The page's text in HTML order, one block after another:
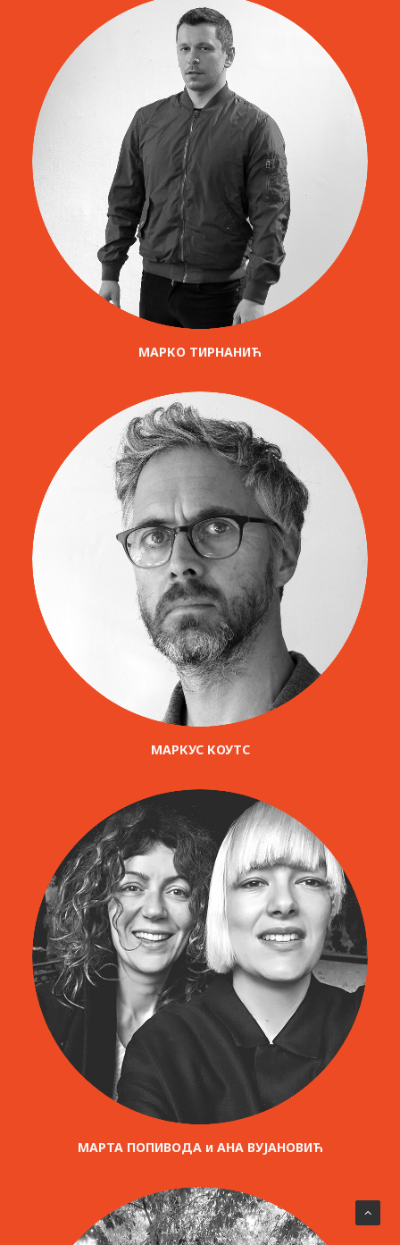
МАРКО ТИРНАНИЋ
МАРКУС КОУТС
МАРТА ПОПИВОДА и АНА ВУЈАНОВИЋ